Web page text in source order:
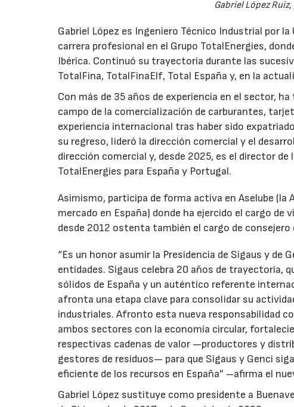
Gabriel López
Gabriel López es Ingeniero Técnico Industrial por
carrera profesional en el Grupo TotalEnergies,
Ibérica. Continuó su trayectoria durante las
TotalFina, TotalFinaElf, Total España y, en la
Con más de 35 años de experiencia en el sector,
campo de la comercialización de carburantes,
experiencia internacional tras haber sido
su regreso, lideró la dirección comercial y el
dirección comercial y, desde 2025, es el director
TotalEnergies para España y Portugal.
Asimismo, participa de forma activa en Aselube (la
mercado en España) donde ha ejercido el cargo
desde 2012 ostenta también el cargo de consejero
“Es un honor asumir la Presidencia de Sigaus y de
entidades. Sigaus celebra 20 años de trayectoria,
sólidos de España y un auténtico referente
afronta una etapa clave para consolidar su
industriales. Afronto esta nueva responsabilidad
ambos sectores con la economía circular,
respectivas cadenas de valor —productores y
gestores de residuos— para que Sigaus y Genci
eficiente de los recursos en España” –afirma el
Gabriel López sustituye como presidente a